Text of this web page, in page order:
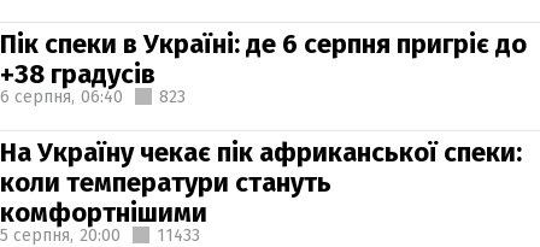
Пік спеки в Україні: де 6 серпня пригріє до
+38 градусів
6 серпня, 06:40 823
На Україну чекає пік африканської спеки:
коли температури стануть
комфортнішими
5 серпня, 20:00 11433